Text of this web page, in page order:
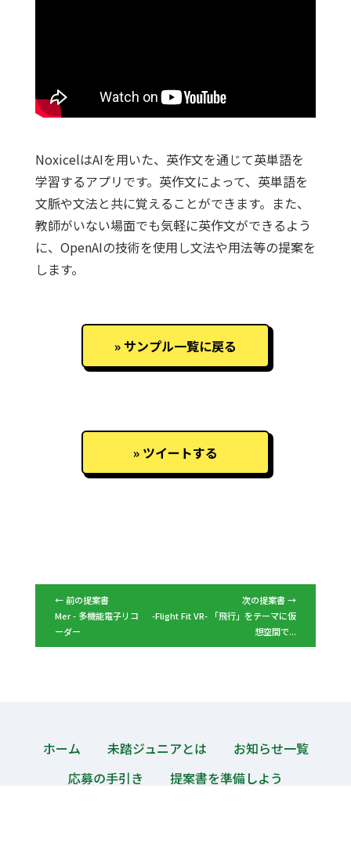
NoxicelはAIを用いた、英作文を通じて英単語を
学習するアプリです。英作文によって、英単語を
文脈や文法と共に覚えることができます。また、
教師がいない場面でも気軽に英作文ができるよう
に、OpenAIの技術を使用し文法や用法等の提案を
します。
サンプル一覧に戻る
ツイートする
← 前の提案書
Mer - 多機能電子リコ
ーダー
次の提案書 →
-Flight Fit VR- 「飛行」をテーマに仮
想空間で...
ホーム 未踏ジュニアとは
お知らせ一覧
応募の手引き
提案書を準備しよう